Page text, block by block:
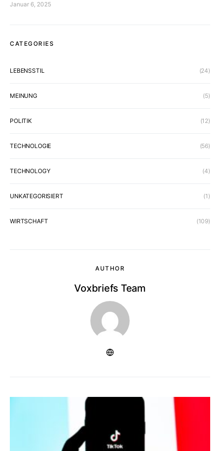
Januar 6, 2025
CATEGORIES
LEBENSSTIL (24)
MEINUNG (5)
POLITIK (12)
TECHNOLOGIE (56)
TECHNOLOGY (4)
UNKATEGORISIERT (1)
WIRTSCHAFT (109)
AUTHOR
Voxbriefs Team